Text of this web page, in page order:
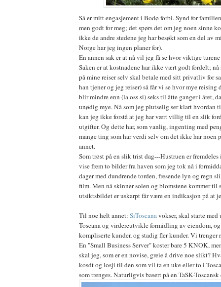
Så er mitt engasjement i Bodø forbi. Synd for
men godt for meg; det spørs det om jeg noen sinne
ikke de andre stedene jeg har besøkt som en del av
Norge har jeg ingen planer for).
En annen sak er at nå vil jeg få se hvor viktige
Saken er at kostnadene har ikke vært godt fordelt; nå
på mine reiser selv skal betale med sitt privatliv for
han tjener og jeg reiser) så får vi se hvor mye reising
blir mindre enn (la oss si) seks til åtte ganger i året,
unødig mye. Nå som jeg plutselig ser klart hvordan
kan jeg ikke forstå at jeg har vært villig til en slik
utgifter. Og dette har, som vanlig, ingenting med
mange ting som har verdi selv om det ikke har noen
annet.
Som trøst på en slik trist dag---Hustruen er
vise frem to bilder fra haven som jeg tok nå i
dager med dundrende torden, fresende lyn og regn
film. Men nå skinner solen og blomstene kommer til
utsiktsbildet er uskarpt får være en indikasjon på at
Til noe helt annet: SiToscanavokser, skal starte
Toscana og virdereutvikle formidling av eiendom,
kompliserte kunder, og stadig fler kunder. Vi trenger
En "Small Business Server" koster bare 5 KNOK,
skal jeg, som er en novise, greie å drive noe slikt?
kosdt og losji til den som vil ta en uke eller to i
som trenges. Naturligvis basert på en TaSK-